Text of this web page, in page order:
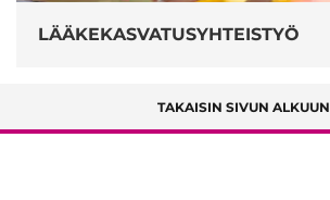
LÄÄKEKASVATUSYHTEISTYÖ
TAKAISIN SIVUN ALKUUN